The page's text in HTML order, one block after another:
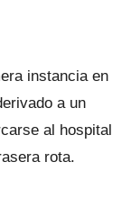
instancia en
a un
al hospital
rota.